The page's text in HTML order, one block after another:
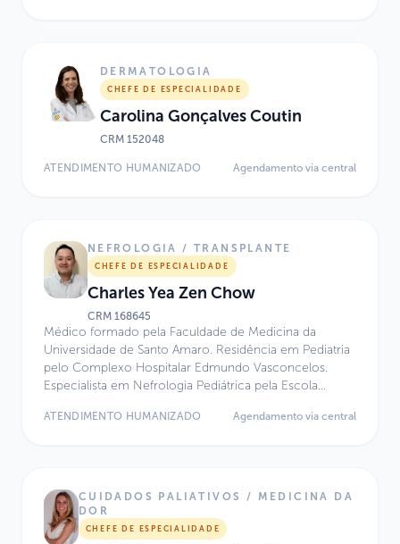
Infantil e no Hospital Israelita Albert Einstein, além de
colaborar com o Centro de Medicina Diagnóstica
Fleury e com o Laboratório de Neurodiagnóstico
Spinafrança. Possui ampla experiência em neurologia
infantil, neurodiagnóstico e assistência médica
DERMATOLOGIA
CHEFE DE ESPECIALIDADE
Carolina Gonçalves Coutin
CRM 152048
ATENDIMENTO HUMANIZADO Agendamento via central
NEFROLOGIA / TRANSPLANTE
CHEFE DE ESPECIALIDADE
Charles Yea Zen Chow
CRM 168645
Médico formado pela Faculdade de Medicina da
Universidade de Santo Amaro. Residência em Pediatria
pelo Complexo Hospitalar Edmundo Vasconcelos.
Especialista em Nefrologia Pediátrica pela Escola
Transplante Renal Pediátrico. Possui título de Mestre em
ATENDIMENTO HUMANIZADO Agendamento via central
CUIDADOS PALIATIVOS / MEDICINA DA
DOR
CHEFE DE ESPECIALIDADE